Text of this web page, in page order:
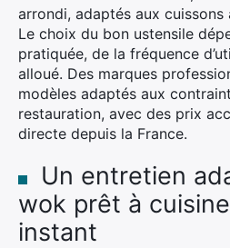
arrondi, adaptés aux cuissons
Le choix du bon ustensile
pratiquée, de la fréquence
alloué. Des marques
modèles adaptés aux
restauration, avec des prix
directe depuis la France.
Un entretien
wok prêt à
instant
Rechercher
: